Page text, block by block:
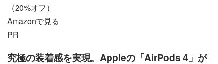
（20%オフ）
Amazonで見る
PR
究極の装着感を実現。Appleの「AirPods 4」が